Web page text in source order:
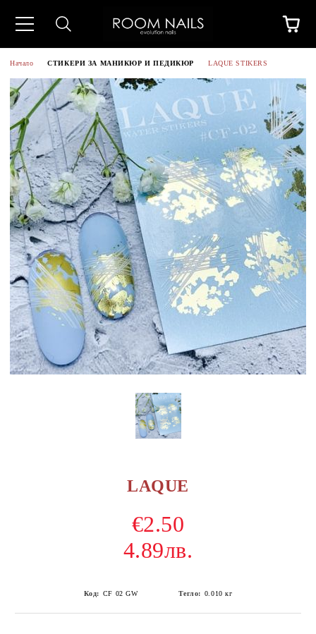
Начало СТИКЕРИ ЗА МАНИКЮР И ПЕДИКЮР LAQUE STIKERS
LAQUE
€2.50
4.89лв.
Код: CF 02 GW Тегло: 0.010 кг